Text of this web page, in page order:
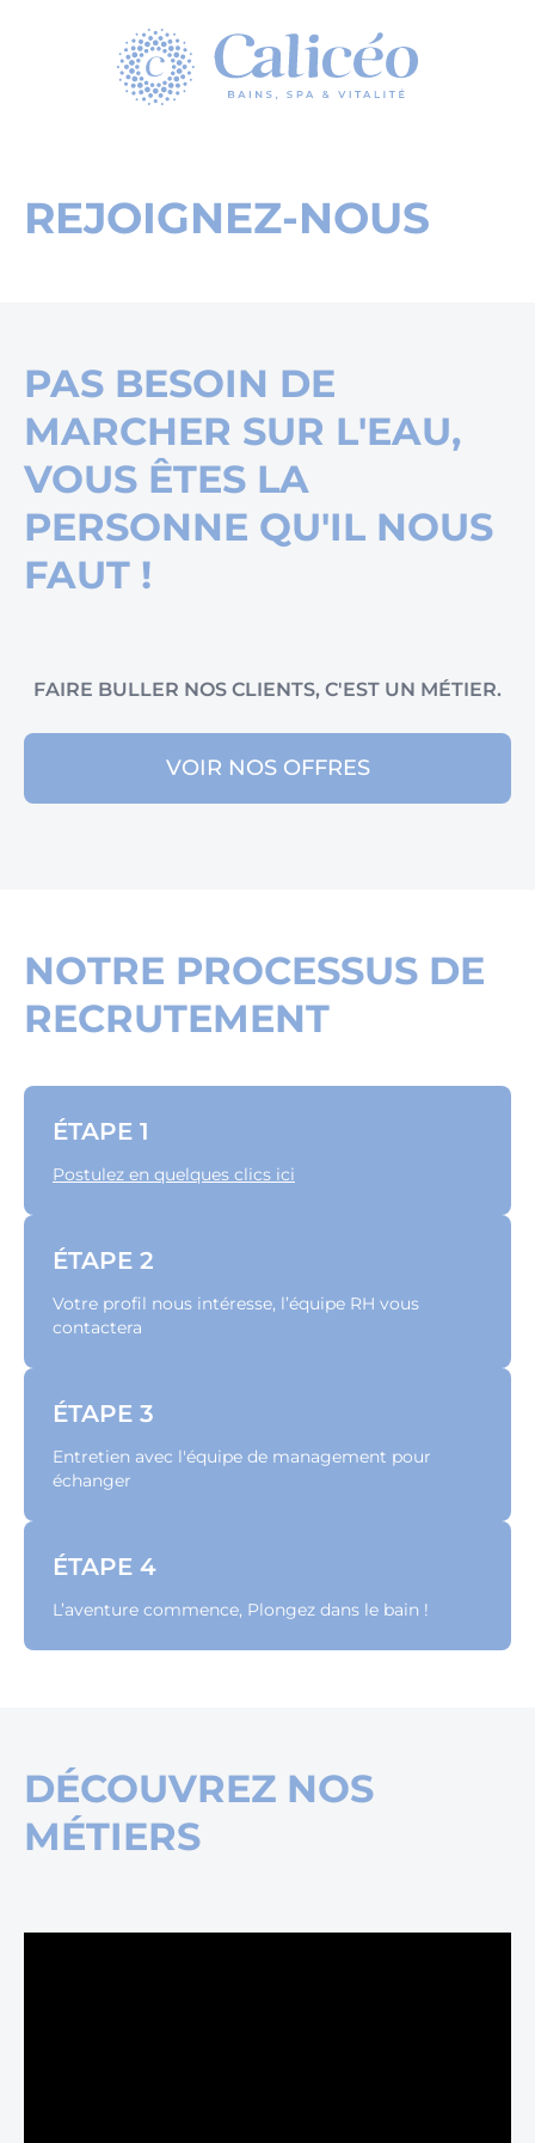
Homepage
REJOIGNEZ-NOUS
PAS BESOIN DE
MARCHER SUR L'EAU,
VOUS ÊTES LA
PERSONNE QU'IL NOUS
FAUT !
FAIRE BULLER NOS CLIENTS, C'EST UN MÉTIER.
VOIR NOS OFFRES
NOTRE PROCESSUS DE
RECRUTEMENT
ÉTAPE 1
Postulez en quelques clics ici
ÉTAPE 2
Votre profil nous intéresse, l’équipe RH vous
contactera
ÉTAPE 3
Entretien avec l'équipe de management pour
échanger
ÉTAPE 4
L’aventure commence, Plongez dans le bain !
DÉCOUVREZ NOS
MÉTIERS